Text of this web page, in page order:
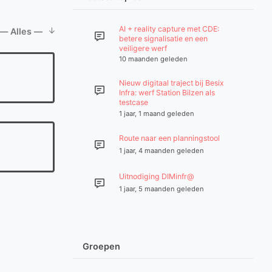
AI + reality capture met CDE:
betere signalisatie en een
veiligere werf
10 maanden geleden
Nieuw digitaal traject bij Besix
Infra: werf Station Bilzen als
testcase
1 jaar, 1 maand geleden
Route naar een planningstool
1 jaar, 4 maanden geleden
Uitnodiging DIMinfr@
1 jaar, 5 maanden geleden
Groepen